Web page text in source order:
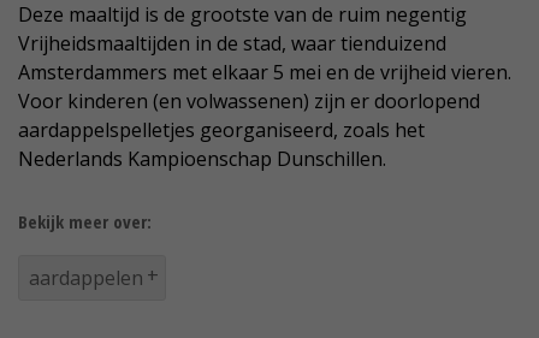
Deze maaltijd is de grootste van de ruim negentig
Vrijheidsmaaltijden in de stad, waar tienduizend
Amsterdammers met elkaar 5 mei en de vrijheid vieren.
Voor kinderen (en volwassenen) zijn er doorlopend
aardappelspelletjes georganiseerd, zoals het
Nederlands Kampioenschap Dunschillen.
Bekijk meer over:
aardappelen